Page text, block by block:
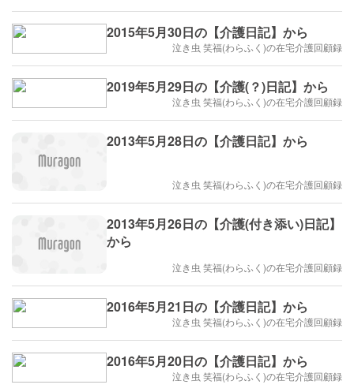
2015年5月30日の【介護日記】から
泣き虫 笑福(わらふく)の在宅介護回顧録
2019年5月29日の【介護(？)日記】から
泣き虫 笑福(わらふく)の在宅介護回顧録
2013年5月28日の【介護日記】から
泣き虫 笑福(わらふく)の在宅介護回顧録
2013年5月26日の【介護(付き添い)日記】
から
泣き虫 笑福(わらふく)の在宅介護回顧録
2016年5月21日の【介護日記】から
泣き虫 笑福(わらふく)の在宅介護回顧録
2016年5月20日の【介護日記】から
泣き虫 笑福(わらふく)の在宅介護回顧録